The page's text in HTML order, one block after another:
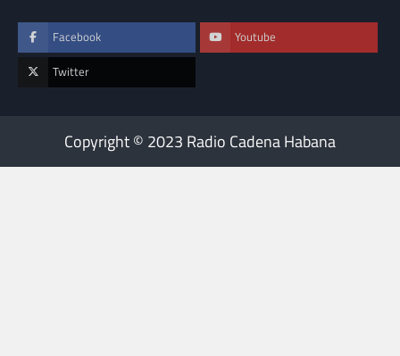
Facebook Youtube
Twitter